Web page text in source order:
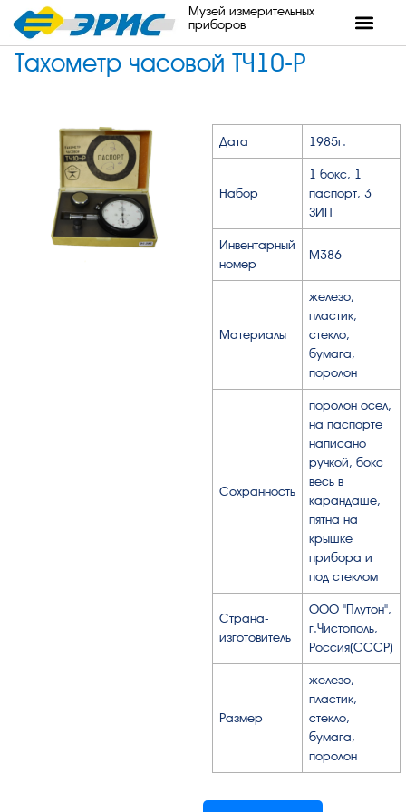
Музей измерительных
приборов
Тахометр часовой ТЧ10-Р
Дата 1985г.
Набор
1 бокс, 1
паспорт, 3
ЗИП
Инвентарный
номер
М386
Материалы
железо,
пластик,
стекло,
бумага,
поролон
Сохранность
поролон осел,
на паспорте
написано
ручкой, бокс
весь в
карандаше,
пятна на
крышке
прибора и
под стеклом
Страна-
изготовитель
ООО "Плутон",
г.Чистополь,
Россия(СССР)
Размер
железо,
пластик,
стекло,
бумага,
поролон